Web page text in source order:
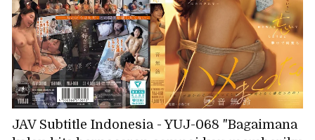
JAV Subtitle Indonesia - YUJ-068 "Bagaimana